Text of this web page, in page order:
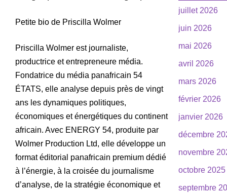
Petite bio de Priscilla Wolmer
Priscilla Wolmer est journaliste,
productrice et entrepreneure média.
Fondatrice du média panafricain 54
ÉTATS, elle analyse depuis près de vingt
ans les dynamiques politiques,
économiques et énergétiques du continent
africain. Avec ENERGY 54, produite par
Wolmer Production Ltd, elle développe un
format éditorial panafricain premium dédié
à l’énergie, à la croisée du journalisme
d’analyse, de la stratégie économique et
juillet 2026
juin 2026
mai 2026
avril 2026
mars 2026
février 2026
janvier 2026
décembre
novembre
octobre 2025
septembre